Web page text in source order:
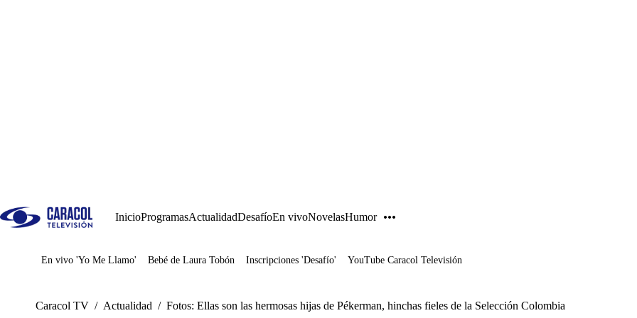
InicioProgramasActualidadDesafíoEn vivoNovelasHumor
Juegos
En vivo 'Yo Me Llamo' Bebé de Laura Tobón Inscripciones 'Desafío' YouTube Caracol Televisión
Caracol TV / Actualidad / Fotos: Ellas son las hermosas hijas de Pékerman, hinchas fieles de la Selección Colombia